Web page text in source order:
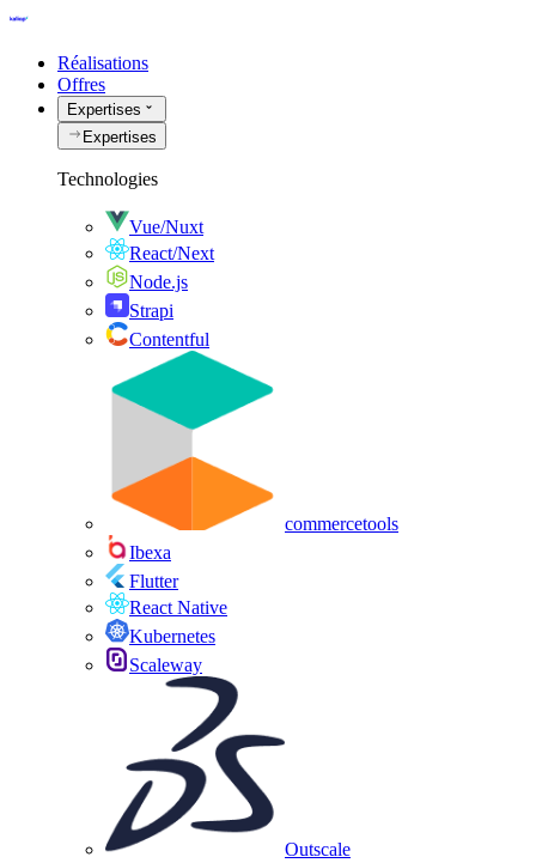
Réalisations
Offres
Expertises
Expertises
Technologies
Vue/Nuxt
React/Next
Node.js
Strapi
Contentful
commercetools
Ibexa
Flutter
React Native
Kubernetes
Scaleway
Outscale